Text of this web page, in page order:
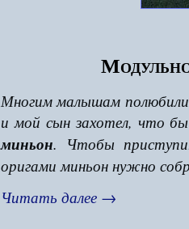
Многим малышам
и мой сын захотел, что
миньон. Чтобы
оригами миньон нужно
Читать далее →